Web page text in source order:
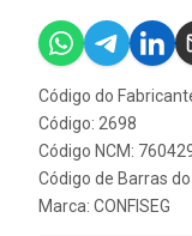
Código do
Código: 2698
Código NCM:
Código de Barras
Marca: CONFISEG